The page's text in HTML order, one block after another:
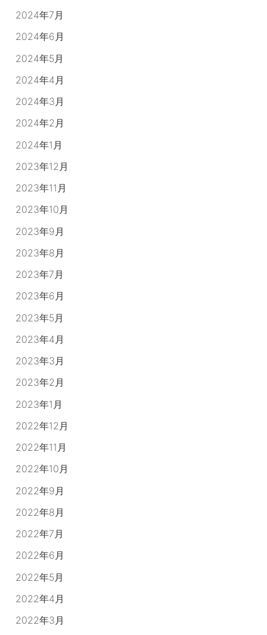
2024年7月
2024年6月
2024年5月
2024年4月
2024年3月
2024年2月
2024年1月
2023年12月
2023年11月
2023年10月
2023年9月
2023年8月
2023年7月
2023年6月
2023年5月
2023年4月
2023年3月
2023年2月
2023年1月
2022年12月
2022年11月
2022年10月
2022年9月
2022年8月
2022年7月
2022年6月
2022年5月
2022年4月
2022年3月